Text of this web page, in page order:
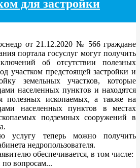
для застройки
от 21.12.2020 № 566 граждане
портала госуслуг могут получить
об отсутствии полезных
участком предстоящей застройки и
земельных участков, которые
населенных пунктов и находятся
полезных ископаемых, а также на
населенных пунктов в местах
подземных сооружений в
теперь можно получить
недропользователя.
обеспечивается, в том числе:
вопросам...